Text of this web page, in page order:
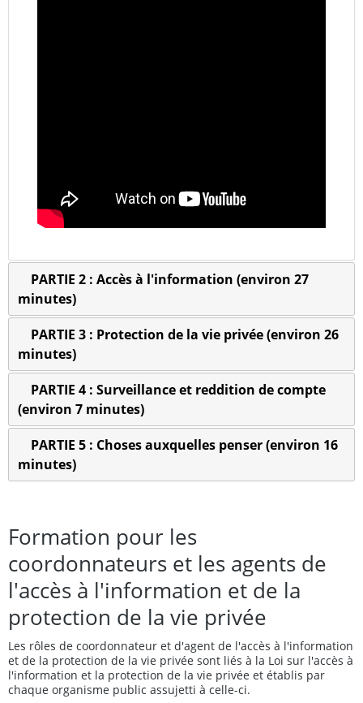
PARTIE 2 : Accès à l'information (environ 27
minutes)
PARTIE 3 : Protection de la vie privée (environ 26
minutes)
PARTIE 4 : Surveillance et reddition de compte
(environ 7 minutes)
PARTIE 5 : Choses auxquelles penser (environ 16
minutes)
Formation pour les
coordonnateurs et les agents de
l'accès à l'information et de la
protection de la vie privée
Les rôles de coordonnateur et d'agent de l'accès à l'information
et de la protection de la vie privée sont liés à la Loi sur l'accès à
l'information et la protection de la vie privée et établis par
chaque organisme public assujetti à celle-ci.